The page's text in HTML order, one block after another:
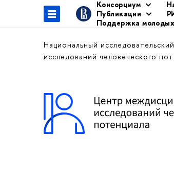
Консорциум
Публикации
Поддержка
Национальный
исследований человеческого